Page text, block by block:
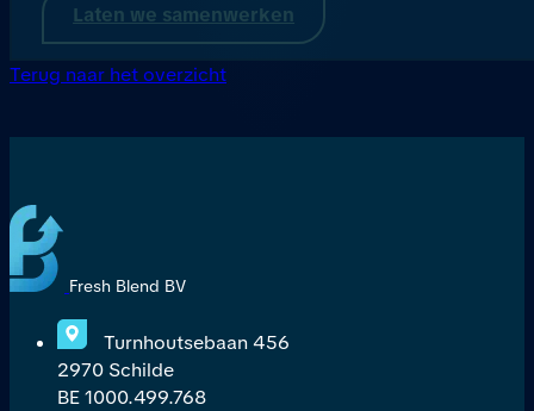
Laten we samenwerken
Terug naar het overzicht
Fresh Blend BV
Turnhoutsebaan 456
2970 Schilde
BE 1000.499.768